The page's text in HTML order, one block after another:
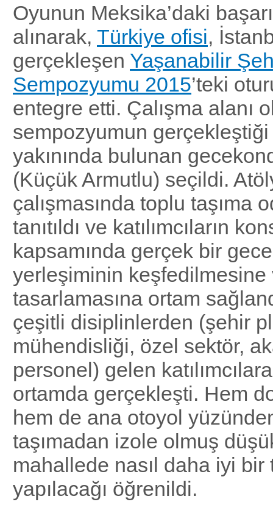
Oyunun Meksika’daki
alınarak, Türkiye ofisi,
gerçekleşen Yaşanabilir
Sempozyumu 2015’teki
entegre etti. Çalışma alanı
sempozyumun
yakınında bulunan
(Küçük Armutlu) seçildi.
çalışmasında toplu taşıma
tanıtıldı ve katılımcıların
kapsamında gerçek bir
yerleşiminin keşfedilmesine
tasarlamasına ortam
çeşitli disiplinlerden (şehir
mühendisliği, özel sektör,
personel) gelen
ortamda gerçekleşti. Hem
hem de ana otoyol
taşımadan izole olmuş
mahallede nasıl daha iyi bir
yapılacağı öğrenildi.